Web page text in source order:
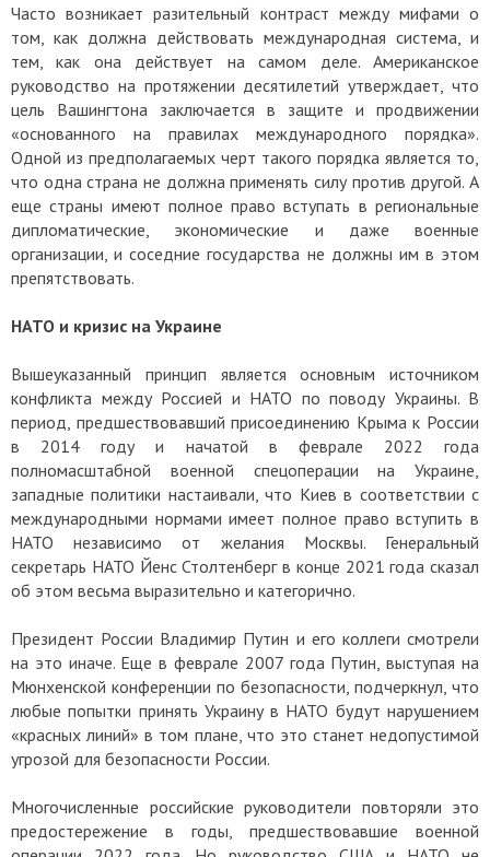
Часто возникает разительный контраст между мифами о
том, как должна действовать международная система, и
тем, как она действует на самом деле. Американское
руководство на протяжении десятилетий утверждает, что
цель Вашингтона заключается в защите и продвижении
«основанного на правилах международного порядка».
Одной из предполагаемых черт такого порядка является то,
что одна страна не должна применять силу против другой. А
еще страны имеют полное право вступать в региональные
дипломатические, экономические и даже военные
организации, и соседние государства не должны им в этом
препятствовать.
НАТО и кризис на Украине
Вышеуказанный принцип является основным источником
конфликта между Россией и НАТО по поводу Украины. В
период, предшествовавший присоединению Крыма к России
в 2014 году и начатой в феврале 2022 года
полномасштабной военной спецоперации на Украине,
западные политики настаивали, что Киев в соответствии с
международными нормами имеет полное право вступить в
НАТО независимо от желания Москвы. Генеральный
секретарь НАТО Йенс Столтенберг в конце 2021 года сказал
об этом весьма выразительно и категорично.
Президент России Владимир Путин и его коллеги смотрели
на это иначе. Еще в феврале 2007 года Путин, выступая на
Мюнхенской конференции по безопасности, подчеркнул, что
любые попытки принять Украину в НАТО будут нарушением
«красных линий» в том плане, что это станет недопустимой
угрозой для безопасности России.
Многочисленные российские руководители повторяли это
предостережение в годы, предшествовавшие военной